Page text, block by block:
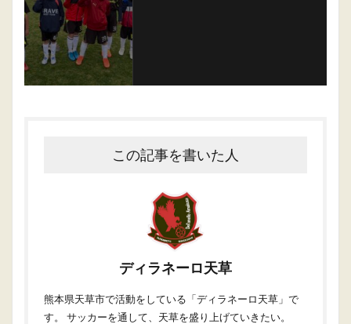
この記事を書いた人
ディラネーロ天草
熊本県天草市で活動をしている「ディラネーロ天草」で
す。 サッカーを通して、天草を盛り上げていきたい。